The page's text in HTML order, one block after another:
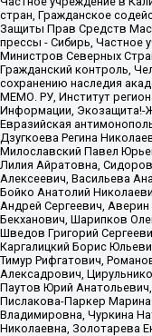
стран, Гражданское
Защиты Прав Средств
прессы - Сибирь, Частное
Министров Северных
Гражданский контроль,
сохранению наследия
МЕМО. РУ, Институт
Информации, Экозащита!-
Евразийская
Дзугкоева Регина
Милославский Павел
Лилия Айратовна,
Алексеевич, Васильева
Бойко Анатолий
Андрей Сергеевич,
Бекханович, Шарипков
Шведов Григорий
Каргалицкий Борис
Тимур Рифгатович,
Алексадрович,
Паутов Юрий
Пислакова-Паркер
Владимировна, Чуркина
Николаевна, Золотарева